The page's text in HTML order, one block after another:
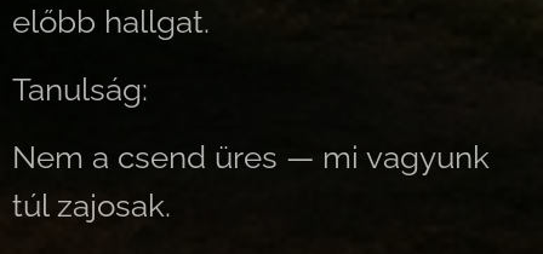
előbb hallgat.
Tanulság:
Nem a csend üres — mi vagyunk
túl zajosak.